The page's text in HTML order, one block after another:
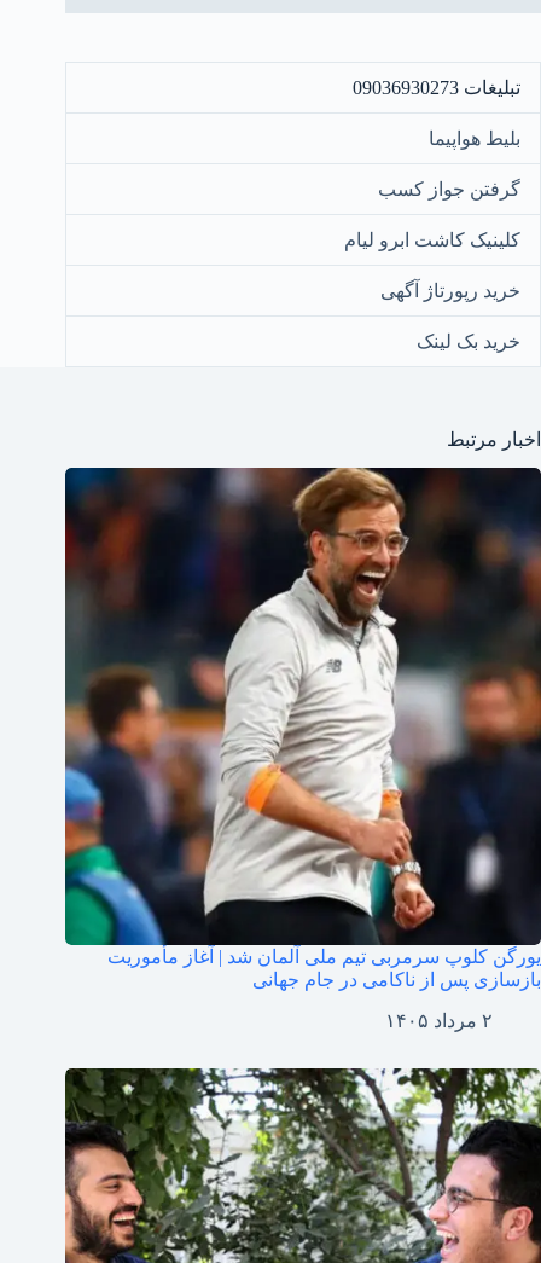
تبلیغات 09036930273
بلیط هواپیما
گرفتن جواز کسب
کلینیک کاشت ابرو لیام
خرید رپورتاژ آگهی
خرید بک لینک
اخبار مرتبط
یورگن کلوپ سرمربی تیم ملی آلمان شد | آغاز مأموریت
بازسازی پس از ناکامی در جام جهانی
۲ مرداد ۱۴۰۵